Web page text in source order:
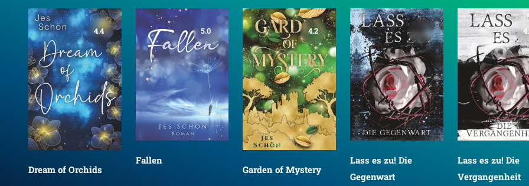
4.4
Dream of Orchids
5.0
Fallen
4.2
Garden of Mystery
Lass es zu! Die
Gegenwart
Lass es zu! Die
Vergangenheit